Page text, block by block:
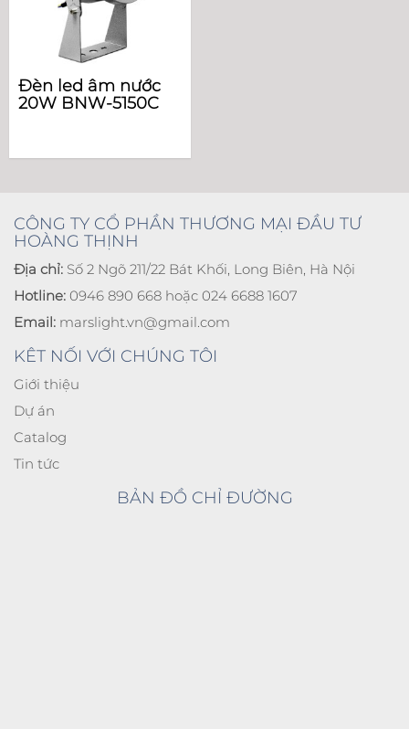
Đèn led âm nước
20W BNW-5150C
CÔNG TY CỔ PHẦN THƯƠNG MẠI ĐẦU TƯ
HOÀNG THỊNH
Địa chỉ: Số 2 Ngõ 211/22 Bát Khối, Long Biên, Hà Nội
Hotline: 0946 890 668 hoặc 024 6688 1607
Email: marslight.vn@gmail.com
KÊT NỐI VỚI CHÚNG TÔI
Giới thiệu
Dự án
Catalog
Tin tức
BẢN ĐỒ CHỈ ĐƯỜNG